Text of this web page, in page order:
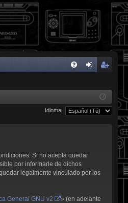
fic
ist
ra
Idioma:
Si no acepta quedar
por informarle de dichos
legalmente vinculado por los
General GNU v2
» (en adelante